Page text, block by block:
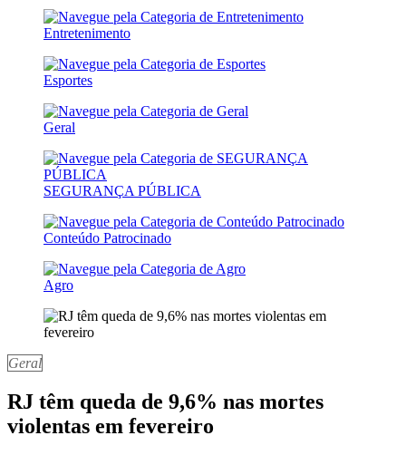
Entretenimento
Esportes
Geral
SEGURANÇA PÚBLICA
Conteúdo Patrocinado
Agro
Geral
RJ têm queda de 9,6% nas mortes
violentas em fevereiro